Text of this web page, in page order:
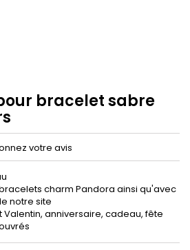
bracelet sabre
votre avis
charm Pandora ainsi qu'avec
notre site
Valentin, anniversaire, cadeau, fête